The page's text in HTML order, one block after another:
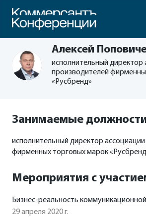
Алексей
исполнительный директор
производителей
«Русбренд»
Занимаемые
исполнительный директор
фирменных торговых марок
Мероприятия с
Бизнес-реальность
29 апреля 2020 г.